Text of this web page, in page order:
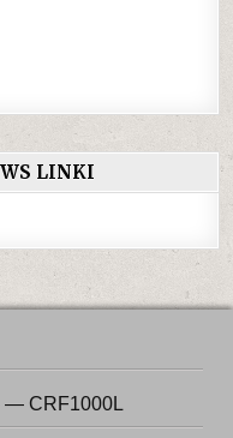
LINKI
— CRF1000L